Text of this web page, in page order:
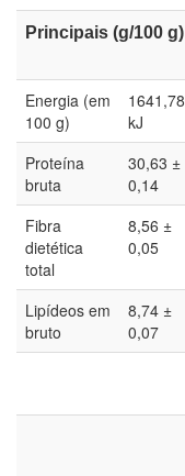
Principais (g/100 g)
Energia (em
100 g)
1641,78
kJ
Proteína
bruta
30,63 ±
0,14
Fibra
dietética
total
8,56 ±
0,05
Lipídeos em
bruto
8,74 ±
0,07